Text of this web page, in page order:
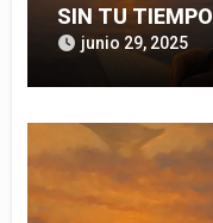
SIN TU TIEMPO
junio 29, 2025